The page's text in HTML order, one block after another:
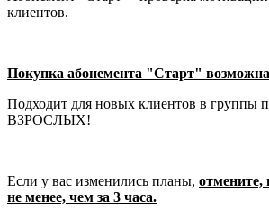
клиентов.
​​​​​​​Покупка абонемента "Старт" возможна
Подходит для новых клиентов в группы
ВЗРОСЛЫХ!
Если у вас изменились планы, отмените,
не менее, чем за 3 часа.